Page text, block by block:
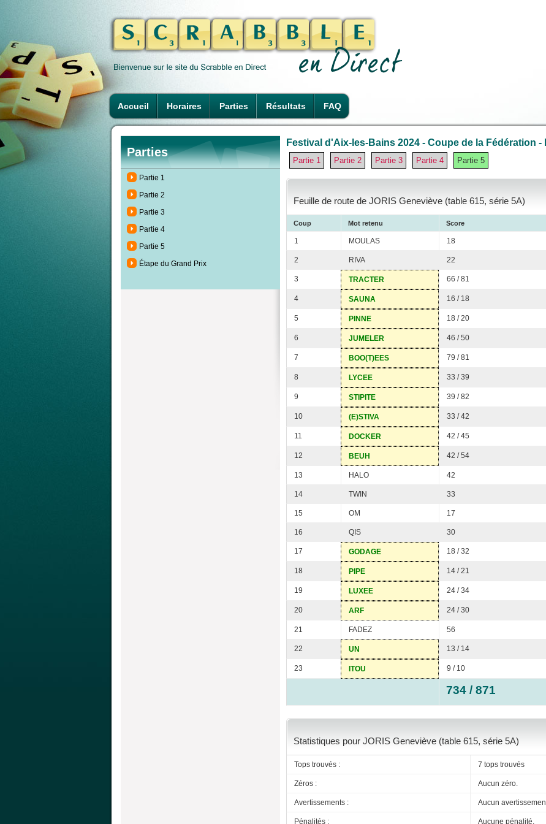
Accueil Horaires Parties Résultats FAQ
Parties
Partie 1
Partie 2
Partie 3
Partie 4
Partie 5
Étape du Grand Prix
Festival d'Aix-les-Bains 2024 - Coupe de la Fédération -
Partie 1 Partie 2 Partie 3 Partie 4 Partie 5
Feuille de route de JORIS Geneviève (table 615, série 5A)
Coup Mot retenu Score
1 MOULAS 18
2 RIVA 22
3 TRACTER 66 / 81
4 SAUNA 16 / 18
5 PINNE 18 / 20
6 JUMELER 46 / 50
7 BOO(T)EES 79 / 81
8 LYCEE 33 / 39
9 STIPITE 39 / 82
10 (E)STIVA 33 / 42
11 DOCKER 42 / 45
12 BEUH 42 / 54
13 HALO 42
14 TWIN 33
15 OM 17
16 QIS 30
17 GODAGE 18 / 32
18 PIPE 14 / 21
19 LUXEE 24 / 34
20 ARF 24 / 30
21 FADEZ 56
22 UN 13 / 14
23 ITOU 9 / 10
734 / 871
Statistiques pour JORIS Geneviève (table 615, série 5A)
Tops trouvés : 7 tops trouvés
Zéros : Aucun zéro.
Avertissements : Aucun
Pénalités : Aucune pénalité.